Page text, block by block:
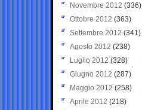
Novembre 2012 (336)
Ottobre 2012 (363)
Settembre 2012 (341)
Agosto 2012 (238)
Luglio 2012 (328)
Giugno 2012 (287)
Maggio 2012 (258)
Aprile 2012 (218)